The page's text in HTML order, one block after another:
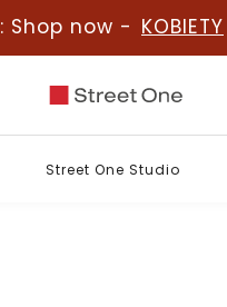
: Shop now - KOBIETY
Street One Studio